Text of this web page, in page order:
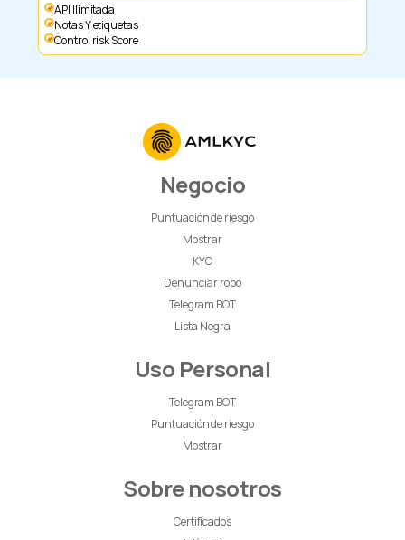
API Ilimitada
notas Y etiquetas
Control risk Score
Negocio
Puntuación de riesgo
Mostrar
KYC
Denunciar robo
Telegram BOT
Lista Negra
Uso Personal
Telegram BOT
Puntuación de riesgo
Mostrar
Sobre nosotros
Certificados